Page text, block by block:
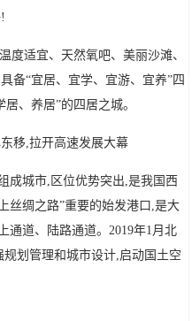
度适宜、天然氧吧、美丽沙滩、
备“宜居、宜学、宜游、宜养”四
、养居”的四居之城。
移,拉开高速发展大幕
成城市,区位优势突出,是我国西
丝绸之路”重要的始发港口,是大
通道、陆路通道。2019年1月北
划管理和城市设计,启动国土空